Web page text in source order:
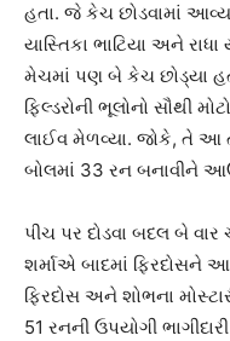
હતા. જે કેચ છોડવામાં
યાસ્તિકા ભાટિયા અને
મેચમાં પણ બે કેચ છોડ્યા
ફિલ્ડરોની ભૂલોનો સૌથી
લાઈવ મેળવ્યા. જોકે, તે આ
બોલમાં 33 રન બનાવીને
પીચ પર દોડવા બદલ બે
શર્માએ બાદમાં ફિરદોસને
ફિરદોસ અને શોભના
51 રનની ઉપયોગી